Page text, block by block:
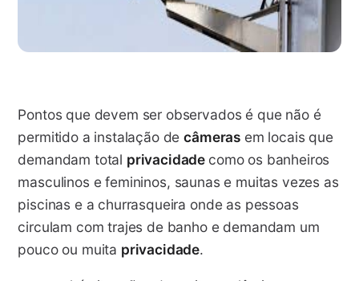
Pontos que devem ser observados é que não é
permitido a instalação decâmeras em locais que
demandam total privacidade como os banheiros
masculinos e femininos, saunas e muitas vezes as
piscinas e a churrasqueira onde as pessoas
circulam com trajes de banho e demandam um
pouco ou muita privacidade.